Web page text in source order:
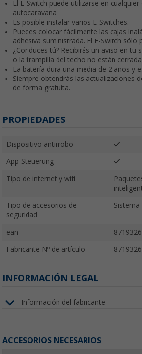
El E-Switch puede utilizarse en cualquier
autocaravana.
Es posible instalar varios E-Switches.
Puedes colocar fácilmente las cajas
adhesiva suministrada. El E-Switch sólo
¿Conduces tú? Recibirás un aviso en tu
o la trampilla del techo no están
La batería dura una media de 2 años y
Siempre obtendrás las actualizaciones
de forma gratuita.
PROPIEDADES
Dispositivo antirrobo
App-Steuerung
Tipo de internet y wifi
Tipo de accesorios de
seguridad
ean
Fabricante Nº de artículo
INFORMACIÓN LEGAL
Información del fabricante
ACCESORIOS NECESARIOS